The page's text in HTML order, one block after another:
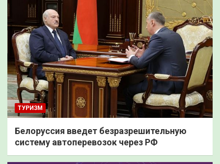
ТУРИЗМ
Белоруссия введет безразрешительную
систему автоперевозок через РФ